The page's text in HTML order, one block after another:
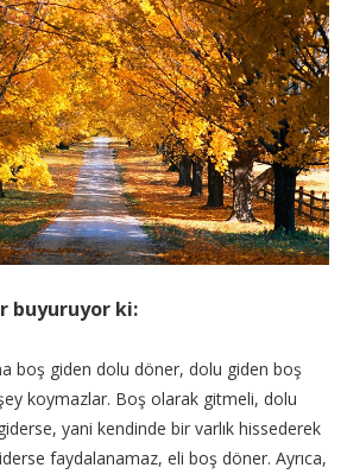
buyuruyor ki:
boş giden dolu döner, dolu giden boş
koymazlar. Boş olarak gitmeli, dolu
yani kendinde bir varlık hissederek
faydalanamaz, eli boş döner. Ayrıca,